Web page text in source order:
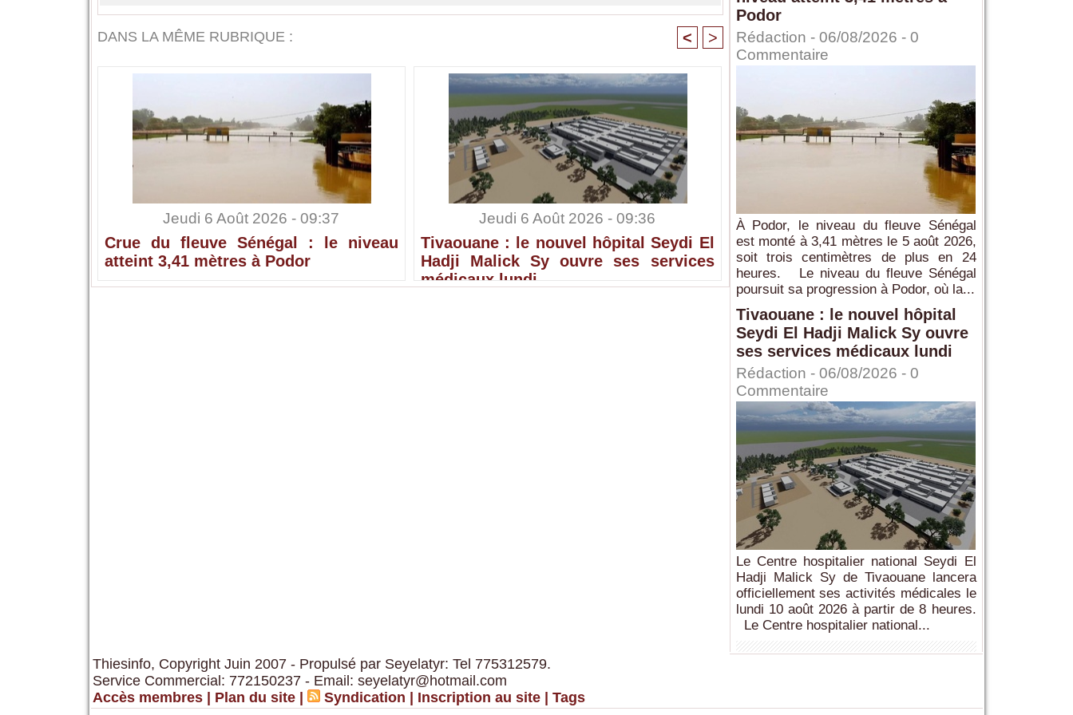
DANS LA MÊME RUBRIQUE : < >
Jeudi 6 Août 2026 - 09:37
Crue du fleuve Sénégal : le niveau
atteint 3,41 mètres à Podor
Jeudi 6 Août 2026 - 09:36
Tivaouane : le nouvel hôpital Seydi El
Hadji Malick Sy ouvre ses services
médicaux lundi
Podor
Rédaction - 06/08/2026 - 0
Commentaire
À Podor, le niveau du fleuve Sénégal
est monté à 3,41 mètres le 5 août 2026,
soit trois centimètres de plus en 24
heures. Le niveau du fleuve Sénégal
poursuit sa progression à Podor, où la...
Tivaouane : le nouvel hôpital
Seydi El Hadji Malick Sy ouvre
ses services médicaux lundi
Rédaction - 06/08/2026 - 0
Commentaire
Le Centre hospitalier national Seydi El
Hadji Malick Sy de Tivaouane lancera
officiellement ses activités médicales le
lundi 10 août 2026 à partir de 8 heures.
Le Centre hospitalier national...
Thiesinfo, Copyright Juin 2007 - Propulsé par Seyelatyr: Tel 775312579.
Service Commercial: 772150237 - Email: seyelatyr@hotmail.com
Accès membres
Plan du site Syndication Inscription au site Tags